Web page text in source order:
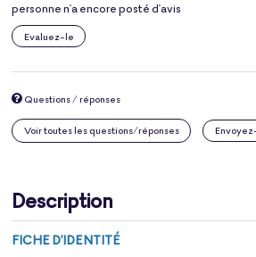
personne n'a encore posté d'avis
Evaluez-le
Questions / réponses
Voir toutes les questions/réponses
Description
FICHE D'IDENTITÉ